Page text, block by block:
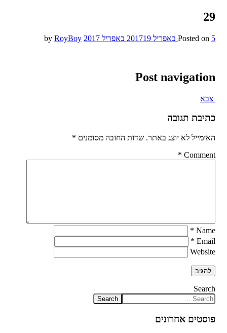
29
Posted on 5 באפריל 2017 19 באפריל 2017 RoyBoy
Post navigation
צבא
כתיבת תגובה
האימייל לא יוצג באתר. שדות החובה מסומנים *
Comment
*
Name
*
Email
*
Website
Search
פוסטים אחרונים